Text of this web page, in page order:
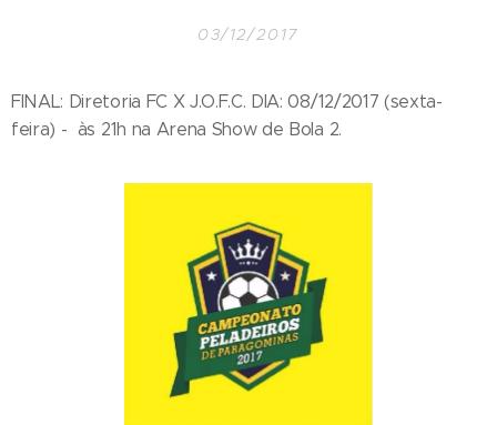
03/12/2017
FINAL: Diretoria FC X J.O.F.C. DIA: 08/12/2017 (sexta-
feira) - às 21h na Arena Show de Bola 2.